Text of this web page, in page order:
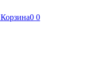
Корзина0 0